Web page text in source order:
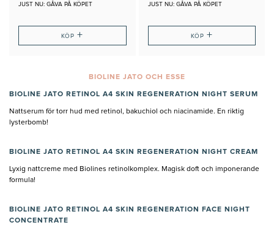
JUST NU: GÅVA PÅ KÖPET
KÖP+
JUST NU: GÅVA PÅ KÖPET
KÖP +
BIOLINE JATO OCH ESSE
BIOLINE JATO RETINOL A4 SKIN REGENERATION NIGHT SERUM
Nattserum för torr hud med retinol, bakuchiol och niacinamide. En riktig
lysterbomb!
BIOLINE JATO RETINOL A4 SKIN REGENERATION NIGHT CREAM
Lyxig nattcreme med Biolines retinolkomplex. Magisk doft och imponerande
formula!
BIOLINE JATO RETINOL A4 SKIN REGENERATION FACE NIGHT
CONCENTRATE